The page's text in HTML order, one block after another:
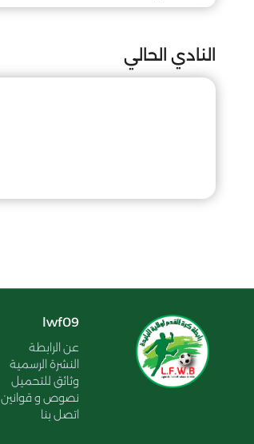
النادي الحالي
lwf09
عن الرابطة
النشرة الرسمية
وثائق للتحميل
نصوص و قوانين
اتصل بنا